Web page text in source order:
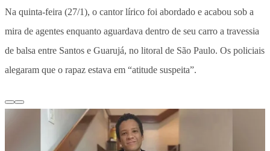
Na quinta-feira (27/1), o cantor lírico foi abordado e acabou sob a
mira de agentes enquanto aguardava dentro de seu carro a travessia
de balsa entre Santos e Guarujá, no litoral de São Paulo. Os policiais
alegaram que o rapaz estava em “atitude suspeita”.